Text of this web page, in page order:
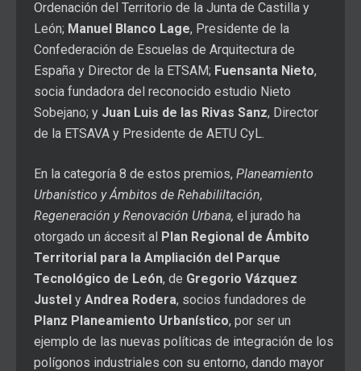
Ordenación del Territorio de la Junta de Castilla y
León; Manuel Blanco Lage, Presidente de la
Confederación de Escuelas de Arquitectura de
España y Director de la ETSAM; Fuensanta Nieto,
socia fundadora del reconocido estudio Nieto
Sobejano; y Juan Luis de las Rivas Sanz, Director
de la ETSAVA y Presidente de AETU CyL.
En la categoría 8 de estos premios, Planeamiento
Urbanístico y Ámbitos de Rehabililtación,
Regeneración y Renovación Urbana, el jurado ha
otorgado un áccesit al Plan Regional de Ámbito
Territorial para la Ampliación del Parque
Tecnológico de León, de Gregorio Vázquez
Justel y Andrea Rodera, socios fundadores de
Planz Planeamiento Urbanístico, por ser un
ejemplo de las nuevas políticas de integración de los
polígonos industriales con su entorno, dando mayor